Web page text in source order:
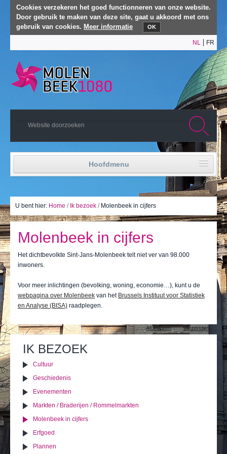
Cookies verzekeren het goed functionneren van onze website.
Door gebruik te maken van deze site, gaat u akkoord met ons
gebruik van cookies. Meer informatie OK
NL FR
Hoofdmenu
Politiek leven
Actualiteiten
Actu
U bent hier: Home / Ik bezoek / Molenbeek in cijfers
Molenbeek in cijfers
Het dichtbevolkte Sint-Jans-Molenbeek telt niet ver van 98.000
inwoners.
Voor meer inlichtingen (bevolking, woning, economie…), kunt u de
webpagina over Molenbeek van het Brussels Instituut voor Statistiek
en Analyse (BISA) raadplegen.
acties
Afdrukken Verzenden
IK BEZOEK
Cultuur
Geschiedenis
Evenementen
Markten / Braderijen / Rommelmarkten
Molenbeek in cijfers
Erfgoed
Plannen